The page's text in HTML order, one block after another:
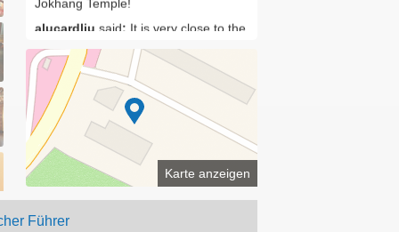
alucardliusaid:It is very close to the
Potala Palace, with a good
environment and high cost
performance
lee1804
said:The location is very
good. Bakuo street is in the South and
1 km away from the Potala Palace in
the West. Price concessions. The
service was also very good.
ninansaid:There is a parking space
near Jokhang Temple, which is very
convenient for eating. There is no
Karte anzeigen
Führer